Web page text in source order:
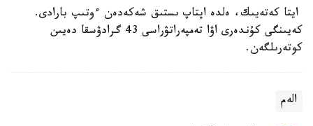
ايتا كەتەيىك، ەلدە اپتاپ ىستىق شەكەدەن ءوتىپ بارادى.
كەيىنگى كۇندەرى اۋا تەمپەراتۋراسى 43 گرادۋسقا دەيىن
كوتەرىلگەن.
الەم